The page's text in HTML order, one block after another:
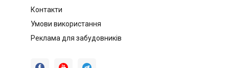
Контакти
Умови використання
Реклама для забудовників